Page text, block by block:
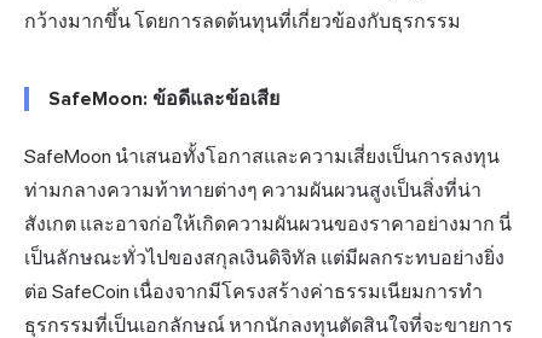
กว้างมากขึ้น โดยการลดต้นทุนที่เกี่ยวข้องกับธุรกรรม
SafeMoon: ข้อดีและข้อเสีย
SafeMoon นำเสนอทั้งโอกาสและความเสี่ยงเป็นการลงทุน
ท่ามกลางความท้าทายต่างๆ ความผันผวนสูงเป็นสิ่งที่น่า
สังเกต และอาจก่อให้เกิดความผันผวนของราคาอย่างมาก นี่
เป็นลักษณะทั่วไปของสกุลเงินดิจิทัล แต่มีผลกระทบอย่างยิ่ง
ต่อ SafeCoin เนื่องจากมีโครงสร้างค่าธรรมเนียมการทำ
ธุรกรรมที่เป็นเอกลักษณ์ หากนักลงทุนตัดสินใจที่จะขายการ